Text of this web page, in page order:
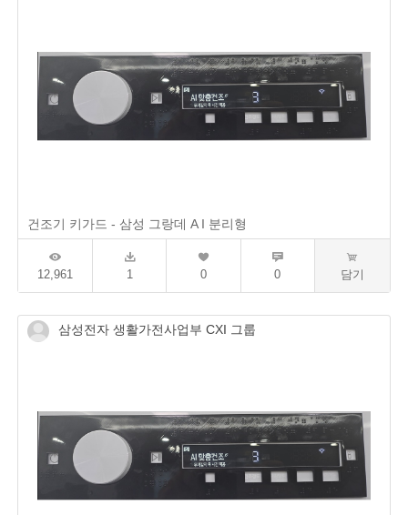
건조기 키가드 - 삼성 그랑데 A I 분리형
12,961 1 0 0 담기
삼성전자 생활가전사업부 CXI 그룹